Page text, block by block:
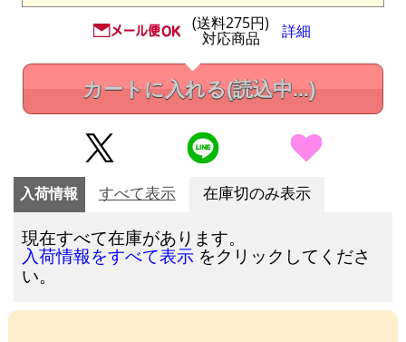
(送料275円)
対応商品 詳細
カートに入れる(読込中...)
入荷情報 すべて表示 在庫切のみ表示
現在すべて在庫があります。
入荷情報をすべて表示 をクリックしてくださ
い。